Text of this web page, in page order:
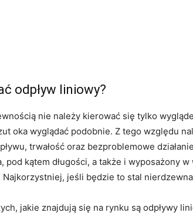
odpływ liniowy?
nie należy kierować się tylko
oka wyglądać podobnie. Z tego względu
trwałość oraz bezproblemowe
kątem długości, a także i wyposażony
jeśli będzie to stal
jakie znajdują się na rynku są odpływy